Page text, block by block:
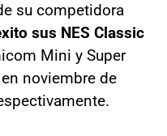
su competidora
sus NES Classic
Mini y Super
noviembre de